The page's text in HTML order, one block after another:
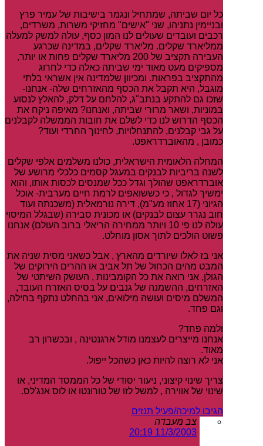
כל יום שביתה, שמתחיל ונגמר בישיבות של עמיר פרץ
ובניימין נתניהו, שני "אישים" מחזיקי משרות, משרדים,
רכבים ועובדים שעולים לנו המון כסף, עולה למשק למעלה
ממליארד שקלים. מליארד שקלים, במדינה שכרגע
העבירה תקציב של 200 מליארד שקלים פחות או יותר,
מספיקים מעט מאוד ימי שביתה כאלה כדי לחרוג
מהתקציב בפראות. ומכיוון שלמדינה אין אשראי בלתי
מוגבל, היא תקבל את הכסף מהאזרחים שלה- אנחנו-
שזכו גם להתקע בנתב"ג, להלחם על דלק, להאלץ לנסוע
במוניות, ושאר מרורי שביתה, ואנחנו? מאיפה ניקח את
הכסף הדרוש לנו כדי לשלם את חובות הממשלה לקבלנים
על גבי קבלנים, להתנחלויות, לחינוך החרדי ועוד?
כמובן , מהאוברדראפט.
המחלה הלאומית הישראלית, כולנו משלמים אלפי שקלים
לשנה בריביות לבנקים במעגל קסמים כלכלי מרושע של
אוברדראפט שהולך וגדל ככל שמנסים לכסות אותו, והוא
ימשיך לגדול , כי כששואפים לרמת חיים מערבית- אוכל
הגיוני (17 אחוז מע"מ), דירה נורמאלית (משכנתה ועוד
חוב נגרר עצום לבנקים) או מכונית סבירה (שבגלל המיסוי
עולה לנו פי 10 ויותר ממחירה הריאלי ברוב העולם) אנחנו
פשוט הולכים לתוך אסון מוחלט.
אני בז לאלו שיורדים מהארץ , אבל כשאני מסית שניה את
המבט מהים הכחול של תל אביב או ההרים הירוקים של
הגולן, אני רואה את כל הקומבינות , העושק השיתטי של
האזרחים, ההשמנה של גנבים על בסיס האזרח העובד,
המשלם מיסים ועושה מילואים, אני בהחלט נתקף בחילה,
וגם פחד.
ולמה פחד?
אנחנו מייצרים לעצמנו מודל ארגנטינה , ובכשרון רב
מאוד.
אני לא רוצה להיות כאן כשהכל ייפול.
צריך שינוי קיצוני, ניעור יסודי של כל הממסד המדיני, או
שינוי של אווירה , למשל לזו של טורונטו או לוס אנג'לס.
הגיבו למיכה/פעיל תנזים
צב מעבדה
11/3/2003 20:19